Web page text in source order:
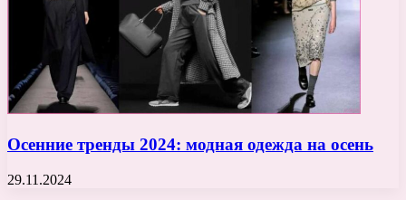
Осенние тренды 2024: модная одежда на осень
29.11.2024